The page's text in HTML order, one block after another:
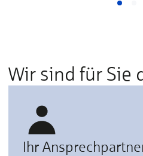
Wir sind für Sie
Ihr